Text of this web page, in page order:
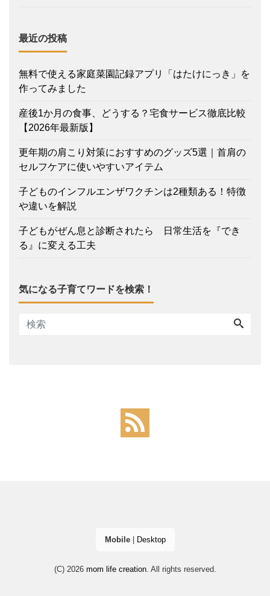
最近の投稿
無料で使える家庭菜園記録アプリ「はたけにっき」を
作ってみました
産後1か月の食事、どうする？宅食サービス徹底比較
【2026年最新版】
更年期の肩こり対策におすすめのグッズ5選｜首肩の
セルフケアに使いやすいアイテム
子どものインフルエンザワクチンは2種類ある！特徴
や違いを解説
子どもがぜん息と診断されたら 日常生活を『でき
る』に変える工夫
気になる子育てワードを検索！
Mobile| Desktop
(C) 2026 mom life creation. All rights reserved.